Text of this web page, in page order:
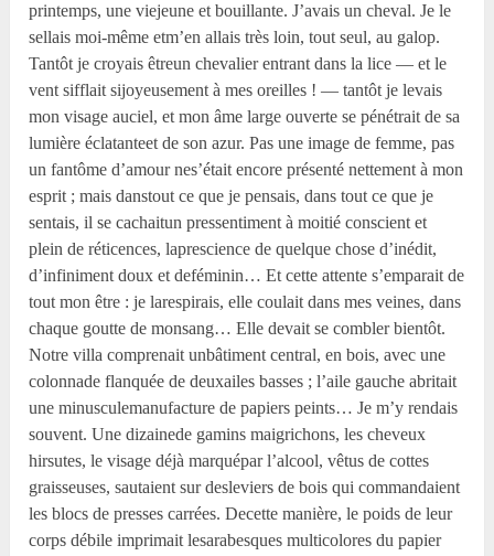
printemps, une viejeune et bouillante. J’avais un cheval. Je le
sellais moi-même etm’en allais très loin, tout seul, au galop.
Tantôt je croyais êtreun chevalier entrant dans la lice — et le
vent sifflait sijoyeusement à mes oreilles ! — tantôt je levais
mon visage auciel, et mon âme large ouverte se pénétrait de sa
lumière éclatanteet de son azur. Pas une image de femme, pas
un fantôme d’amour nes’était encore présenté nettement à mon
esprit ; mais danstout ce que je pensais, dans tout ce que je
sentais, il se cachaitun pressentiment à moitié conscient et
plein de réticences, laprescience de quelque chose d’inédit,
d’infiniment doux et deféminin… Et cette attente s’emparait de
tout mon être : je larespirais, elle coulait dans mes veines, dans
chaque goutte de monsang… Elle devait se combler bientôt.
Notre villa comprenait unbâtiment central, en bois, avec une
colonnade flanquée de deuxailes basses ; l’aile gauche abritait
une minusculemanufacture de papiers peints… Je m’y rendais
souvent. Une dizainede gamins maigrichons, les cheveux
hirsutes, le visage déjà marquépar l’alcool, vêtus de cottes
graisseuses, sautaient sur desleviers de bois qui commandaient
les blocs de presses carrées. Decette manière, le poids de leur
corps débile imprimait lesarabesques multicolores du papier